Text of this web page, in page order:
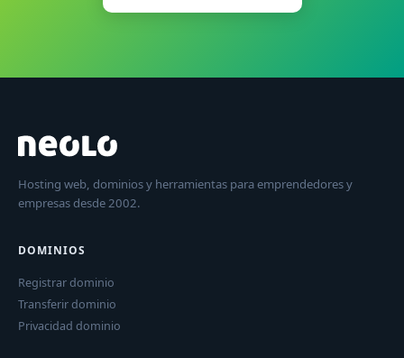
Hosting web, dominios y herramientas para emprendedores y
empresas desde 2002.
DOMINIOS
Registrar dominio
Transferir dominio
Privacidad dominio